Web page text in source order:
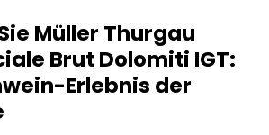
Müller Thurgau
Brut Dolomiti IGT:
Erlebnis der